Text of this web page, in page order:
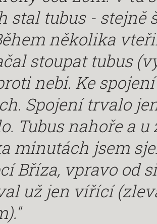
stal tubus - stejně
několika
stoupat tubus
nebi. Ke
Spojení trvalo
Tubus nahoře a
minutách jsem
Bříza, vpravo od
už jen vířící